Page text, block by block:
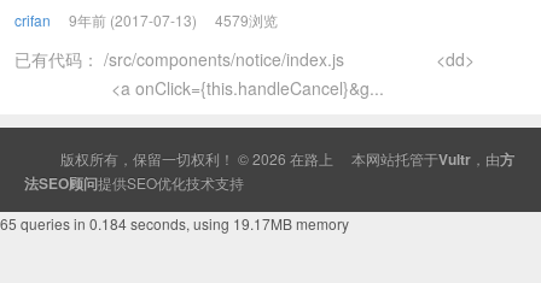
crifan 9年前 (2017-07-13) 4579浏览
已有代码： /src/components/notice/index.js <dd>
<a onClick={this.handleCancel}&g...
版权所有，保留一切权利！ © 2026 在路上 本网站托管于Vultr ，由方
法SEO顾问提供SEO优化技术支持
65 queries in 0.184 seconds, using 19.17MB memory